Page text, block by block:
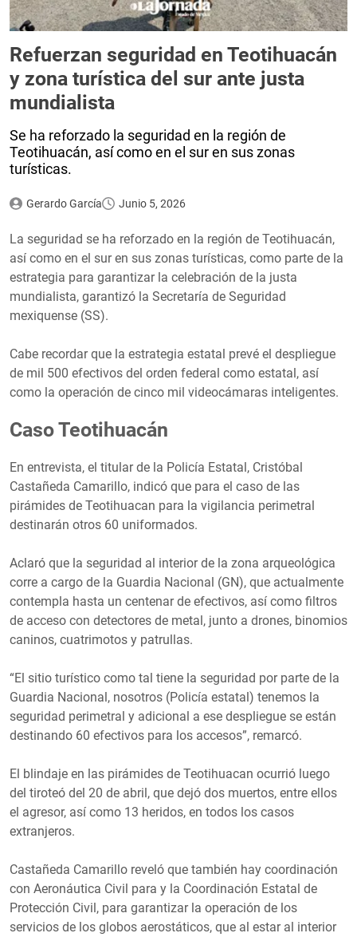
Refuerzan seguridad en Teotihuacán
y zona turística del sur ante justa
mundialista
Se ha reforzado la seguridad en la región de
Teotihuacán, así como en el sur en sus zonas
turísticas.
Gerardo García Junio 5, 2026
La seguridad se ha reforzado en la región de Teotihuacán,
así como en el sur en sus zonas turísticas, como parte de la
estrategia para garantizar la celebración de la justa
mundialista, garantizó la Secretaría de Seguridad
mexiquense (SS).
Cabe recordar que la estrategia estatal prevé el despliegue
de mil 500 efectivos del orden federal como estatal, así
como la operación de cinco mil videocámaras inteligentes.
Caso Teotihuacán
En entrevista, el titular de la Policía Estatal, Cristóbal
Castañeda Camarillo, indicó que para el caso de las
pirámides de Teotihuacan para la vigilancia perimetral
destinarán otros 60 uniformados.
Aclaró que la seguridad al interior de la zona arqueológica
corre a cargo de la Guardia Nacional (GN), que actualmente
contempla hasta un centenar de efectivos, así como filtros
de acceso con detectores de metal, junto a drones, binomios
caninos, cuatrimotos y patrullas.
“El sitio turístico como tal tiene la seguridad por parte de la
Guardia Nacional, nosotros (Policía estatal) tenemos la
seguridad perimetral y adicional a ese despliegue se están
destinando 60 efectivos para los accesos”, remarcó.
El blindaje en las pirámides de Teotihuacan ocurrió luego
del tiroteó del 20 de abril, que dejó dos muertos, entre ellos
el agresor, así como 13 heridos, en todos los casos
extranjeros.
Castañeda Camarillo reveló que también hay coordinación
con Aeronáutica Civil para y la Coordinación Estatal de
Protección Civil, para garantizar la operación de los
servicios de los globos aerostáticos, que al estar al interior